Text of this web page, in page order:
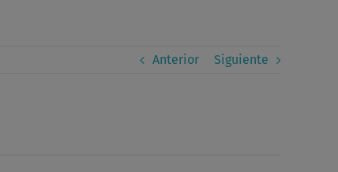
Anterior Siguiente